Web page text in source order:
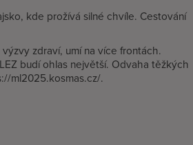
kde prožívá silné chvíle. Cestování
zdraví, umí na více frontách.
budí ohlas největší. Odvaha těžkých
ml2025.kosmas.cz/.